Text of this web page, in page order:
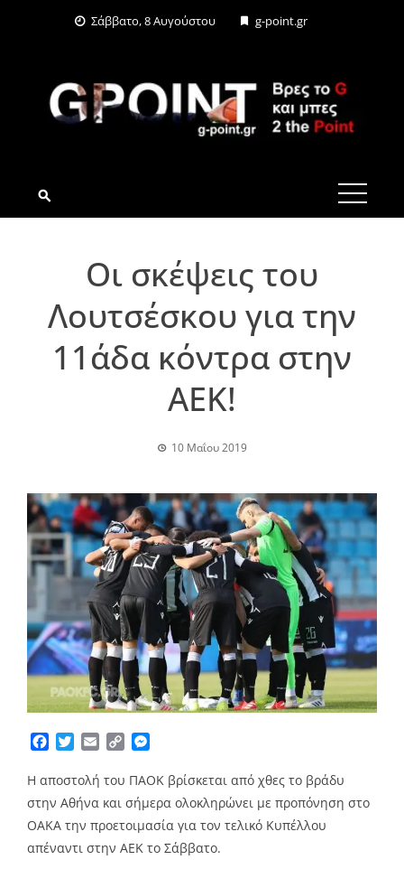
Σάββατο, 8 Αυγούστου g-point.gr
G-POINT.GR
Οι σκέψεις του
Λουτσέσκου για την
11άδα κόντρα στην
ΑΕΚ!
10 Μαΐου 2019
Facebook
TwitterEmailCopy
Η αποστολή του ΠΑΟΚ βρίσκεται από χθες το βράδυ
στην Αθήνα και σήμερα ολοκληρώνει με προπόνηση στο
ΟΑΚΑ την προετοιμασία για τον τελικό Κυπέλλου
απέναντι στην ΑΕΚ το Σάββατο.